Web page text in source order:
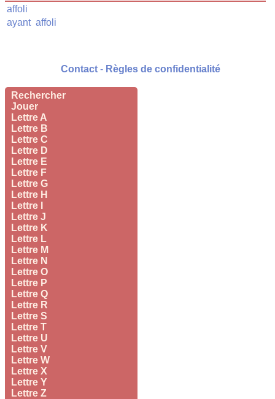
Rechercher
Jouer
Lettre A
Lettre B
Lettre C
Lettre D
Lettre E
Lettre F
Lettre G
Lettre H
Lettre I
Lettre J
Lettre K
Lettre L
Lettre M
Lettre N
Lettre O
Lettre P
Lettre Q
Lettre R
Lettre S
Lettre T
Lettre U
Lettre V
Lettre W
Lettre X
Lettre Y
Lettre Z
affoli
ayant affoli
Contact - Règles de confidentialité